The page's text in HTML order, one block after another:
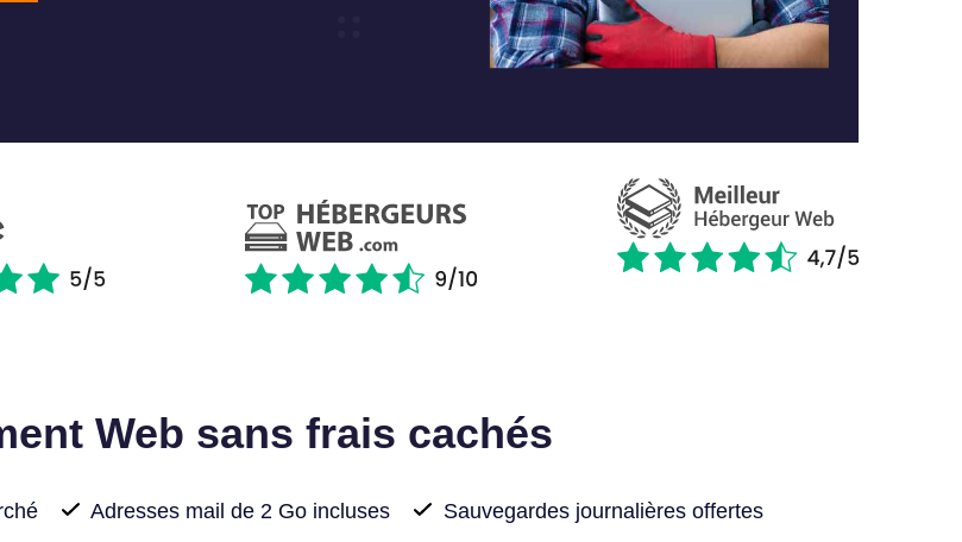
Web sans frais cachés
Adresses mail de 2 Go incluses Sauvegardes journalières offertes